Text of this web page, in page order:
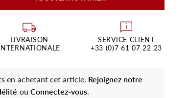
LIVRAISON
SERVICE CLIENT
+33 (0)7 61 07 22 23
en achetant cet article. Rejoignez notre
ou Connectez-vous.